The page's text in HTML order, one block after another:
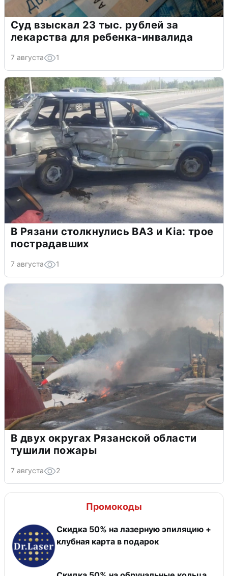
Суд взыскал 23 тыс. рублей за
лекарства для ребенка-инвалида
7 августа 1
В Рязани столкнулись ВАЗ и Kia: трое
пострадавших
7 августа 1
В двух округах Рязанской области
тушили пожары
7 августа 2
Промокоды
Скидка 50% на лазерную эпиляцию +
клубная карта в подарок